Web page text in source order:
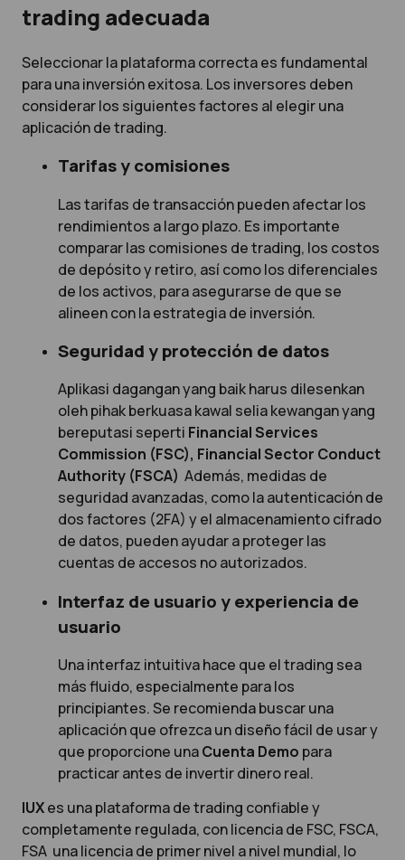
trading adecuada
Seleccionar la plataforma correcta es fundamental
para una inversión exitosa. Los inversores deben
considerar los siguientes factores al elegir una
aplicación de trading.
Tarifas y comisiones
Las tarifas de transacción pueden afectar los
rendimientos a largo plazo. Es importante
comparar las comisiones de trading, los costos
de depósito y retiro, así como los diferenciales
de los activos, para asegurarse de que se
alineen con la estrategia de inversión.
Seguridad y protección de datos
Aplikasi dagangan yang baik harus dilesenkan
oleh pihak berkuasa kawal selia kewangan yang
bereputasi seperti Financial Services
Commission (FSC), Financial Sector Conduct
Authority (FSCA) Además, medidas de
seguridad avanzadas, como la autenticación de
dos factores (2FA) y el almacenamiento cifrado
de datos, pueden ayudar a proteger las
cuentas de accesos no autorizados.
Interfaz de usuario y experiencia de
usuario
Una interfaz intuitiva hace que el trading sea
más fluido, especialmente para los
principiantes. Se recomienda buscar una
aplicación que ofrezca un diseño fácil de usar y
que proporcione unaCuenta Demo para
practicar antes de invertir dinero real.
IUXes una plataforma de trading confiable y
completamente regulada, con licencia de FSC, FSCA,
FSA una licencia de primer nivel a nivel mundial, lo